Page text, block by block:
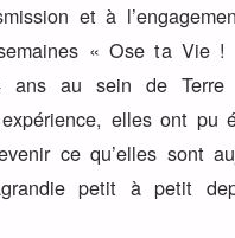
et à
« Ose ta Vie
ans au sein de Terre
expérience, elles ont pu
ce qu’elles sont
petit à petit